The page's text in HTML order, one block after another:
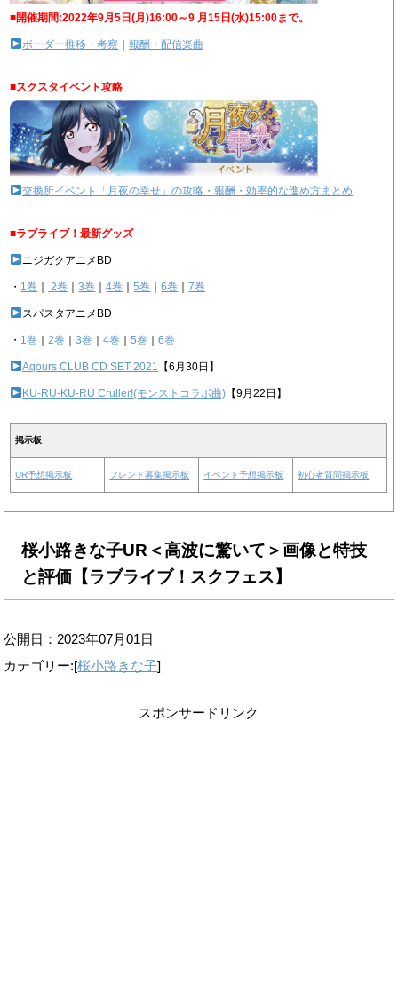
■開催期間:2022年9月5日(月)16:00～9 月15日(水)15:00まで。
ボーダー推移・考察 ｜報酬・配信楽曲
■スクスタイベント攻略
交換所イベント「月夜の幸せ」の攻略・報酬・効率的な進め方まとめ
■ラブライブ！最新グッズ
ニジガクアニメBD
・ 1巻 2巻 ｜3巻 ｜4巻 ｜5巻 ｜6巻 ｜7巻
スパスタアニメBD
・ 1巻 ｜2巻 ｜3巻 ｜4巻 ｜5巻 ｜6巻
Aqours CLUB CD SET 2021 【6月30日】
KU-RU-KU-RU Cruller!(モンストコラボ曲) 【9月22日】
掲示板
UR予想掲示板 フレンド募集掲示板 イベント予想掲示板 初心者質問掲示板
桜小路きな子UR＜高波に驚いて＞画像と特技
と評価【ラブライブ！スクフェス】
公開日： 2023年07月01日
カテゴリー:[桜小路きな子]
スポンサードリンク